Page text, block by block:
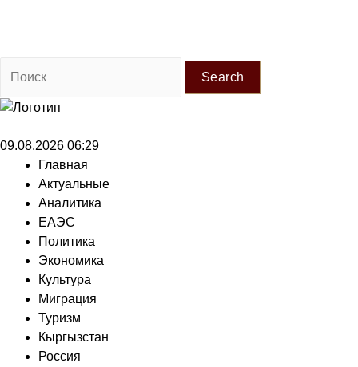
Search
09.08.2026 06:29
Главная
Актуальные
Аналитика
ЕАЭС
Политика
Экономика
Культура
Миграция
Туризм
Кыргызстан
Россия